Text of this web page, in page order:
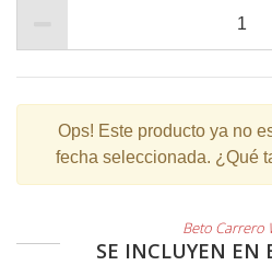
Ops! Este producto ya no
fecha seleccionada. ¿Qué
Beto Carrero
SE INCLUYEN EN